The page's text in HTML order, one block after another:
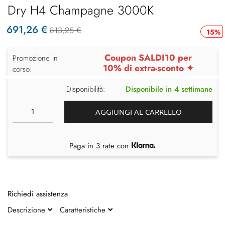
Dry H4 Champagne 3000K
15%
691,26 € 813,25 €
Promozione in
corso:
Coupon SALDI10 per
10% di extra-sconto ✦
Disponibilità: Disponibile in 4 settimane
AGGIUNGI AL CARRELLO
Paga in 3 rate con
Richiedi assistenza
Descrizione
Caratteristiche